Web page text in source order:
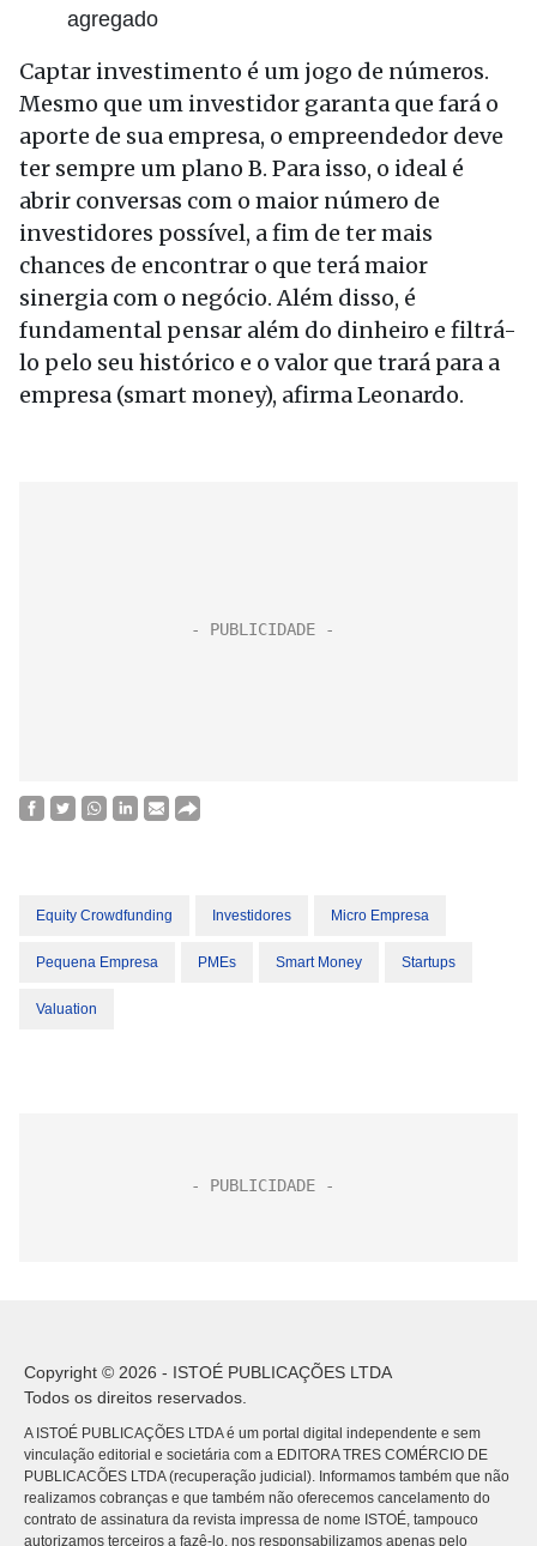
agregado
Captar investimento é um jogo de números.
Mesmo que um investidor garanta que fará o
aporte de sua empresa, o empreendedor deve
ter sempre um plano B. Para isso, o ideal é
abrir conversas com o maior número de
investidores possível, a fim de ter mais
chances de encontrar o que terá maior
sinergia com o negócio. Além disso, é
fundamental pensar além do dinheiro e filtrá-
lo pelo seu histórico e o valor que trará para a
empresa (smart money), afirma Leonardo.
Equity Crowdfunding Investidores Micro Empresa
Pequena Empresa PMEs Smart Money Startups
Valuation
Copyright © 2026 - ISTOÉ PUBLICAÇÕES LTDA
Todos os direitos reservados.
A ISTOÉ PUBLICAÇÕES LTDA é um portal digital independente e sem
vinculação editorial e societária com a EDITORA TRES COMÉRCIO DE
PUBLICACÕES LTDA (recuperação judicial). Informamos também que não
realizamos cobranças e que também não oferecemos cancelamento do
contrato de assinatura da revista impressa de nome ISTOÉ, tampouco
autorizamos terceiros a fazê-lo, nos responsabilizamos apenas pelo